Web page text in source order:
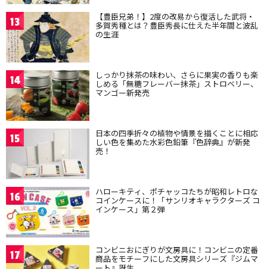
13 【豊臣兄弟！】2度の改易から復活した武将・
多賀秀種とは？豊臣秀長に仕えた半年間と波乱
の生涯
14 しっかり抹茶の味わい、さらに果実の香りも楽
しめる「無糖フレーバー抹茶」ストロベリー、
マンゴー新発売
15 日本の四季折々の植物や情景を描くことに相応
しい色を集めた水彩色鉛筆『色辞典』が新発
売！
16 ハローキティ、ポチャッコたちが昭和レトロな
コインケースに！「サンリオキャラクターズ コ
インケース」第２弾
17 コンビニおにぎりが文房具に！コンビニの定番
商品をモチーフにした文房具シリーズ『ジムマ